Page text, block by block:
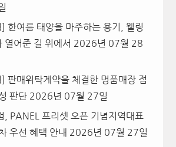
] 한여름 태양을 마주하는 용기, 웰링
열어준 길 위에서 2026년 07월 28
] 판매위탁계약을 체결한 명품매장 점
판단 2026년 07월 27일
, PANEL 프리셋 오픈 기념지역대표
우선 혜택 안내 2026년 07월 27일